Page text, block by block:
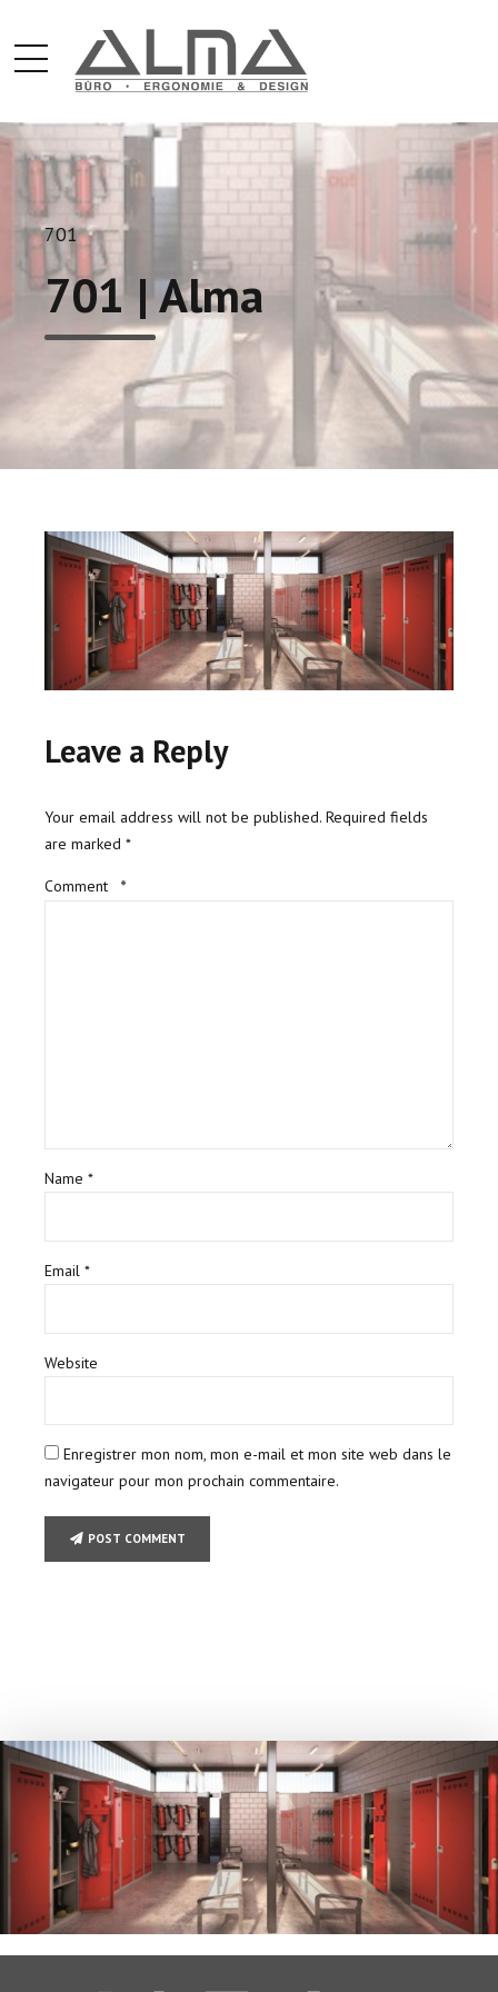
701
701 | Alma
Leave a Reply
Your email address will not be published. Required fields
are marked *
Comment *
Name *
Email *
Website
Enregistrer mon nom, mon e-mail et mon site web dans le
navigateur pour mon prochain commentaire.
POST COMMENT